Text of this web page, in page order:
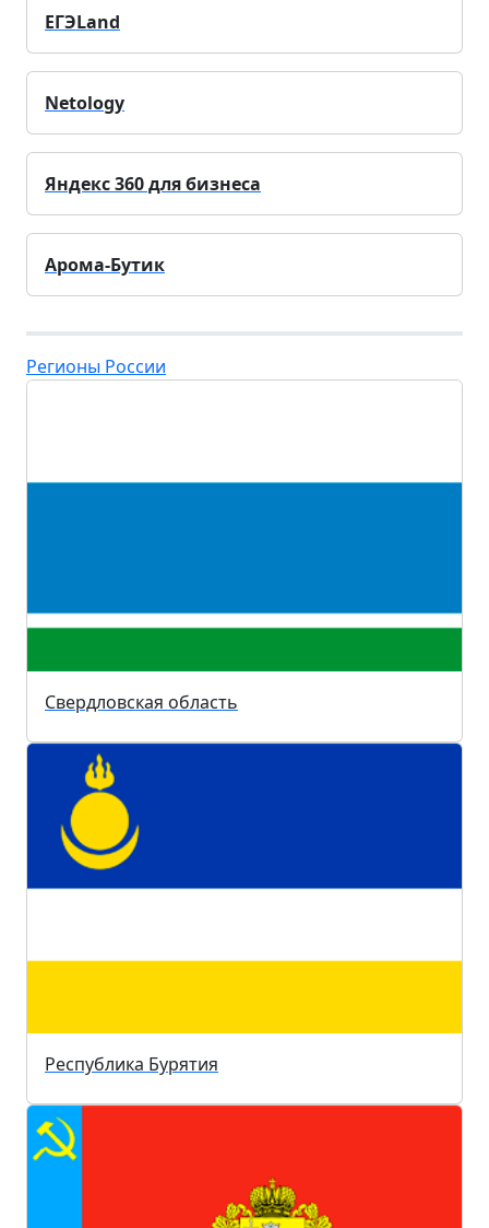
ЕГЭLand
Netology
Яндекс 360 для бизнеса
Арома-Бутик
Регионы России
Свердловская область
Республика Бурятия